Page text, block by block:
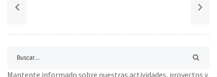
Mantente informado sobre nuestras actividades, proyectos y